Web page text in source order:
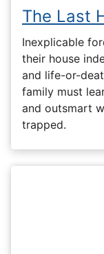
The Last
Inexplicable
their house
and life-or-
family must
and outsmart
trapped.